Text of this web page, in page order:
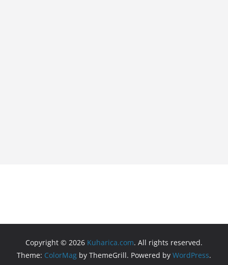
Copyright © 2026 Kuharica.com. All rights reserved.
Theme: ColorMag by ThemeGrill. Powered by WordPress.